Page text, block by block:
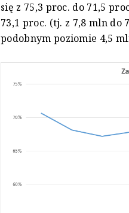
się z 75,3 proc. do 71,5
73,1 proc. (tj. z 7,8 mln do
podobnym poziomie 4,5